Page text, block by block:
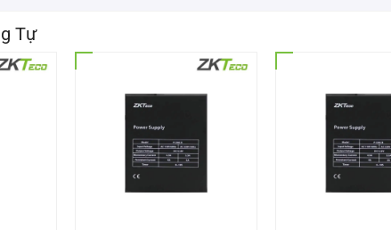
Máy chấm công khuôn mặt ZKTeco MB100-VL kiểm soát thông
kỹ thuật thiết bị chấm công ZKTeco MB100-
Thông số cụ thể
Tự